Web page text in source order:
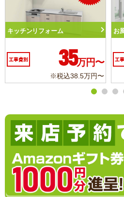
リフォーム
43.4 万円〜
※税込47.7万円〜
トイレリ
工事費別